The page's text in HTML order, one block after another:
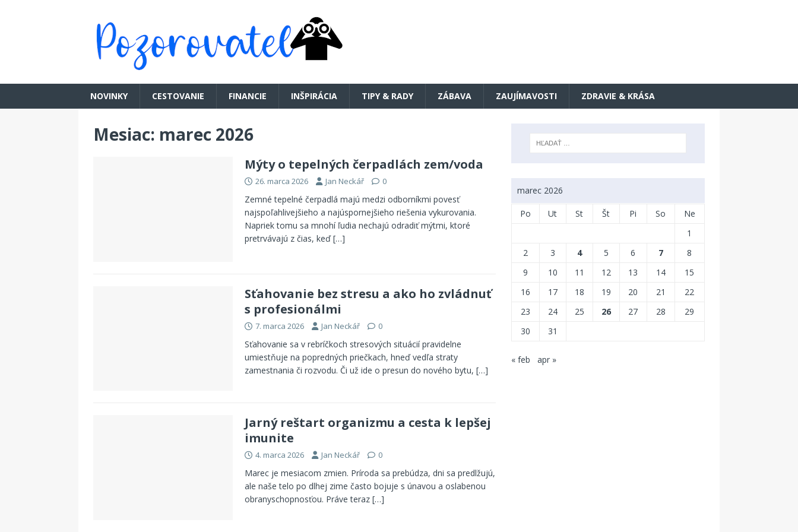
NOVINKY CESTOVANIE FINANCIE INŠPIRÁCIA TIPY & RADY ZÁBAVA ZAUJÍMAVOSTI ZDRAVIE & KRÁSA
Mesiac: marec 2026
Mýty o tepelných čerpadlách zem/voda
26. marca 2026 Jan Neckář 0
Zemné tepelné čerpadlá majú medzi odborníkmi povesť
najspoľahlivejšieho a najúspornejšieho riešenia vykurovania.
Napriek tomu sa mnohí ľudia nechajú odradiť mýtmi, ktoré
pretrvávajú z čias, keď[…]
Sťahovanie bez stresu a ako ho zvládnuť
s profesionálmi
7. marca 2026 Jan Neckář 0
Sťahovanie sa v rebríčkoch stresových situácií pravidelne
umiestňuje na popredných priečkach, hneď vedľa straty
zamestnania či rozvodu. Či už ide o presun do nového bytu, […]
Jarný reštart organizmu a cesta k lepšej
imunite
4. marca 2026 Jan Neckář 0
Marec je mesiacom zmien. Príroda sa prebúdza, dni sa predlžujú,
ale naše telo po dlhej zime často bojuje s únavou a oslabenou
obranyschopnosťou. Práve teraz […]
marec 2026
Po Ut St Št Pi So
Ne
1
2
3 4 5 6 7
8
9
10 11 12 13 14
15
16
17 18 19 20 21
22
23
24 25 26 27 28
29
30
31
« feb apr »